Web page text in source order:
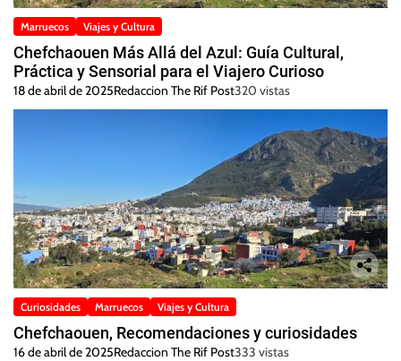
Marruecos Viajes y Cultura
Chefchaouen Más Allá del Azul: Guía Cultural,
Práctica y Sensorial para el Viajero Curioso
18 de abril de 2025Redaccion The Rif Post320 vistas
Curiosidades Marruecos Viajes y Cultura
Chefchaouen, Recomendaciones y curiosidades
16 de abril de 2025Redaccion The Rif Post333 vistas